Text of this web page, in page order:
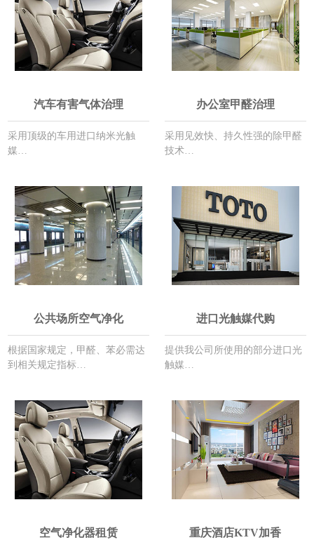
汽车有害气体治理
采用顶级的车用进口纳米光触
媒…
办公室甲醛治理
采用见效快、持久性强的除甲醛
技术…
公共场所空气净化
根据国家规定，甲醛、苯必需达
到相关规定指标…
进口光触媒代购
提供我公司所使用的部分进口光
触媒…
空气净化器租赁 重庆酒店KTV加香